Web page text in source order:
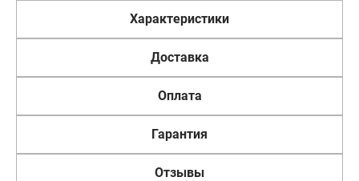
Характеристики
Доставка
Оплата
Гарантия
Отзывы